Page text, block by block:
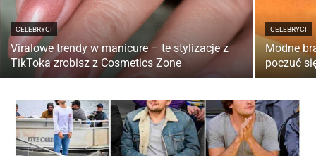
CELEBRYCI
Viralowe trendy w manicure – te stylizacje z
TikToka zrobisz z Cosmetics Zone
CELEBRYCI
Modne
poczuć